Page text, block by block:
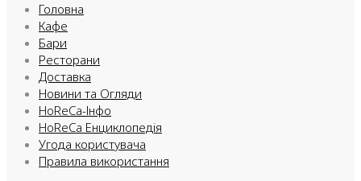
Головна
Кафе
Бари
Ресторани
Доставка
Новини та Огляди
HoReCa-Інфо
HoReCa Енциклопедія
Угода користувача
Правила використання